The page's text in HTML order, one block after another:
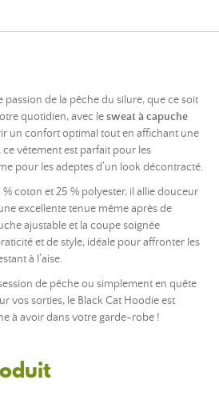
de la pêche du silure, que ce soit
quotidien, avec lesweat à capuche
un confort optimal tout en affichant une
vêtement est parfait pour les
pour les adeptes d’un look décontracté.
coton et 25 % polyester, il allie douceur
excellente tenue même après de
ajustable et la coupe soignée
et de style, idéale pour affronter les
à l’aise.
de pêche ou simplement en quête
vos sorties, le Black Cat Hoodie est
à avoir dans votre garde-robe !